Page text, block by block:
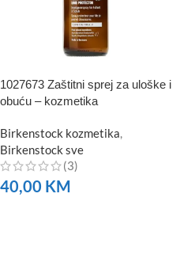
1027673 Zaštitni sprej za uloške i
obuću – kozmetika
Birkenstock kozmetika,
Birkenstock sve
(3)
40,00 KM